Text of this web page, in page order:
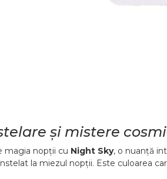
și mistere
magia nopții cu Night Sky, o nuanță
la miezul nopții. Este culoarea